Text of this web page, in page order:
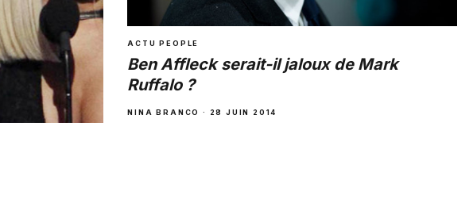
ACTU PEOPLE
Ben Affleck serait-il jaloux de Mark
Ruffalo ?
NINA BRANCO · 28 JUIN 2014